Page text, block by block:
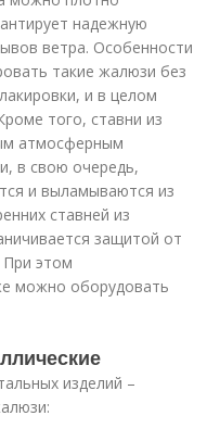
надежную
ветра. Особенности
такие жалюзи без
и в целом
того, ставни из
атмосферным
в свою очередь,
и выламываются из
ставней из
защитой от
При этом
можно оборудовать
изделий –